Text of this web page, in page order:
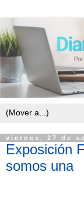
viernes, 27 de
Exposición
somos una